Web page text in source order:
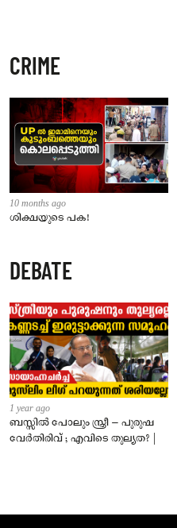
CRIME
10 months ago
ശിക്ഷയുടെ പക!
DEBATE
1 year ago
ബസ്സിൽ പോലും സ്ത്രീ – പുരുഷ
വേർതിരിവ് ; എവിടെ തുല്യത? |